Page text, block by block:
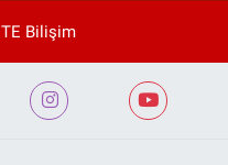
TE Bilişim